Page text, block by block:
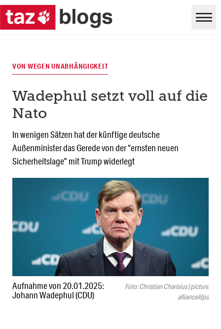
Aufnahme von 20.01.2025:
Johann Wadephul (CDU)
Foto: Christian Charisius | picture
alliance/dpa
VON WEGEN UNABHÄNGIGKEIT
Wadephul setzt voll auf die
Nato
In wenigen Sätzen hat der künftige deutsche
Außenminister das Gerede von der “ernsten neuen
Sicherheitslage” mit Trump widerlegt